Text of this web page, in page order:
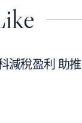
減稅盈利 助